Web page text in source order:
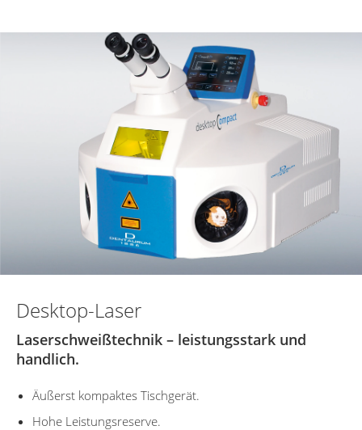
Desktop-Laser
Laserschweißtechnik – leistungsstark und
handlich.
Äußerst kompaktes Tischgerät.
Hohe Leistungsreserve.